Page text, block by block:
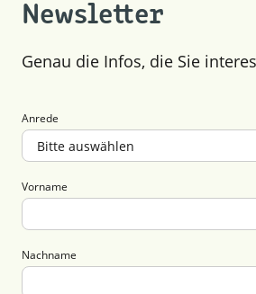
Newsletter
Genau die Infos, die Sie
Anrede
Vorname
Nachname